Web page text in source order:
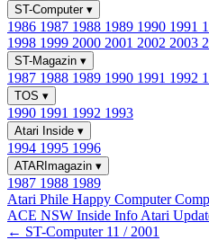
ST-Computer ▾
1986 1987 1988 1989 1990 1991
1998 1999 2000 2001 2002 2003
ST-Magazin ▾
1987 1988 1989 1990 1991 1992
TOS ▾
1990 1991 1992 1993
Atari Inside ▾
1994 1995 1996
ATARImagazin ▾
1987 1988 1989
Atari Phile Happy Computer
ACE NSW Inside Info Atari
← ST-Computer 11 / 2001